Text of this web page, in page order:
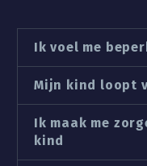
Ik voel me
Mijn kind loopt
Ik maak me
kind